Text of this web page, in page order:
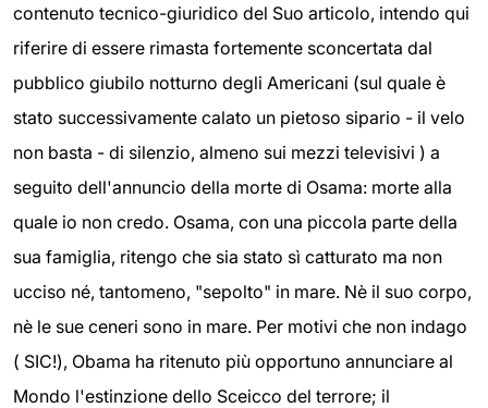
contenuto tecnico-giuridico del Suo articolo, intendo qui
riferire di essere rimasta fortemente sconcertata dal
pubblico giubilo notturno degli Americani (sul quale è
stato successivamente calato un pietoso sipario - il velo
non basta - di silenzio, almeno sui mezzi televisivi ) a
seguito dell'annuncio della morte di Osama: morte alla
quale io non credo. Osama, con una piccola parte della
sua famiglia, ritengo che sia stato sì catturato ma non
ucciso né, tantomeno, "sepolto" in mare. Nè il suo corpo,
nè le sue ceneri sono in mare. Per motivi che non indago
( SIC!), Obama ha ritenuto più opportuno annunciare al
Mondo l'estinzione dello Sceicco del terrore; il